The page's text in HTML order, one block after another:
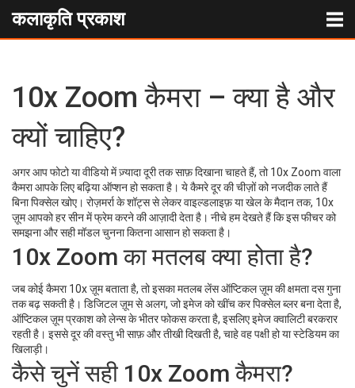
कलाकृति प्रकाश
10x Zoom कैमरा – क्या है और
क्यों चाहिए?
अगर आप फोटो या वीडियो में ज़्यादा दूरी तक साफ़ दिखाना चाहते हैं, तो 10x Zoom वाला
कैमरा आपके लिए बढ़िया ऑप्शन हो सकता है। ये कैमरे दूर की चीज़ों को नजदीक लाते हैं
बिना पिक्सेल खोए। रोज़मर्रा के शॉट्स से लेकर वाइल्डलाइफ़ या खेल के मैदान तक, 10x
ज़ूम आपको हर सीन में फ्रेम करने की आज़ादी देता है। नीचे हम देखते हैं कि इस फीचर को
समझना और सही मॉडल चुनना कितना आसान हो सकता है।
10x Zoom का मतलब क्या होता है?
जब कोई कैमरा 10x ज़ूम बताता है, तो इसका मतलब लेंस ऑप्टिकल ज़ूम की क्षमता दस गुना
तक बढ़ सकती है। डिजिटल ज़ूम से अलग, जो इमेज को खींच कर पिक्सेल ब्लर बना देता है,
ऑप्टिकल ज़ूम प्रकाश को लेन्स के भीतर फोकस करता है, इसलिए इमेज क्वालिटी बरकरार
रहती है। इससे दूर की वस्तु भी साफ़ और तीखी दिखती है, चाहे वह पक्षी हो या स्टेडियम का
खिलाड़ी।
कैसे चुनें सही 10x Zoom कैमरा?